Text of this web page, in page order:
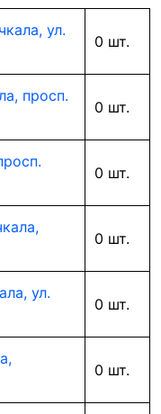
ул.
0 шт.
просп.
0 шт.
0 шт.
0 шт.
ул.
0 шт.
0 шт.